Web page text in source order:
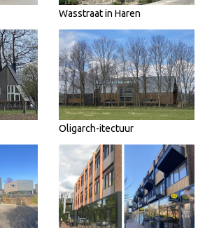
Wasstraat in Haren
Oligarch-itectuur